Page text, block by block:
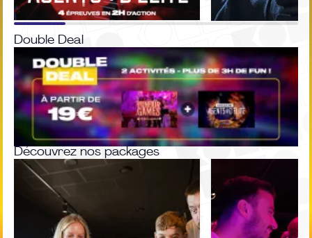
Double Deal
Découvrez nos packages